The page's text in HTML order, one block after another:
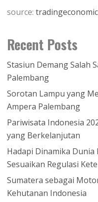
source:
Recent Posts
Stasiun Demang Salah
Palembang
Sorotan Lampu yang
Ampera Palembang
Pariwisata Indonesia
yang Berkelanjutan
Hadapi Dinamika Dunia
Sesuaikan Regulasi
Sumatera sebagai
Kehutanan Indonesia